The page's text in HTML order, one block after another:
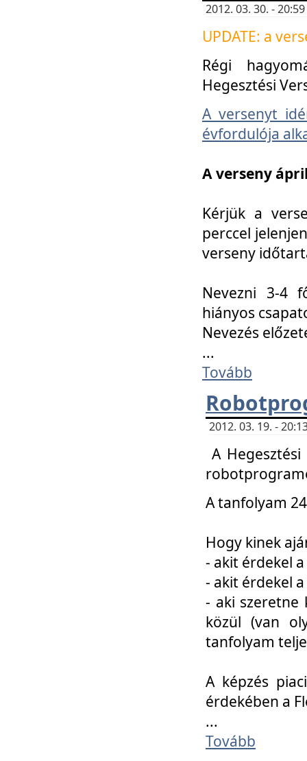
2012. 03. 30. -
UPDATE: a
Régi
Hegesztési
A versenyt
évfordulója
A verseny
Kérjük a
perccel
verseny
Nevezni 3-4
hiányos
Nevezés
...
Tovább
2012. 03. 19. -
A
A tanfolyam
Hogy kinek
- akit érdekel
- akit érdekel
- aki szeretne
közül (van
tanfolyam
A képzés
érdekében a
...
Tovább